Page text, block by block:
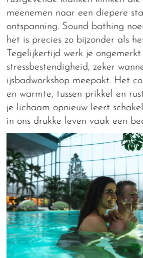
meenemen naar een diepere
ontspanning. Sound bathing
het is precies zo bijzonder als
Tegelijkertijd werk je
stressbestendigheid, zeker
ijsbadworkshop meepakt. Het
en warmte, tussen prikkel en
je lichaam opnieuw leert
in ons drukke leven vaak een